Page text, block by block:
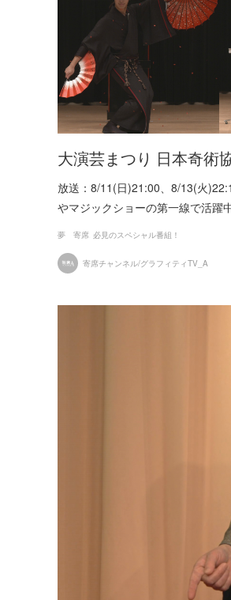
大演芸まつり 日本奇術
放送：8/11(日)21:00、8/13(火
やマジックショーの第一線で活
夢 寄席 必見のスペシャル番組！
寄席チャンネル/グラフィティTV_A